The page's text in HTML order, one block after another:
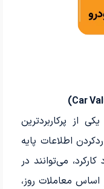
یکی از پرکاربردترین
اطلاعات پایه
می‌توانند در
معاملات روز،